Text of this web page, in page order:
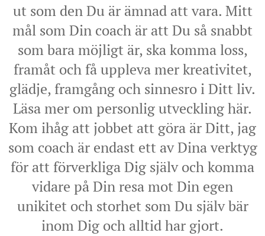
ut som den Du är ämnad att vara. Mitt
mål som Din coach är att Du så snabbt
som bara möjligt är, ska komma loss,
framåt och få uppleva mer kreativitet,
glädje, framgång och sinnesro i Ditt liv.
Läsa mer om personlig utveckling här.
Kom ihåg att jobbet att göra är Ditt, jag
som coach är endast ett av Dina verktyg
för att förverkliga Dig själv och komma
vidare på Din resa mot Din egen
unikitet och storhet som Du själv bär
inom Dig och alltid har gjort.